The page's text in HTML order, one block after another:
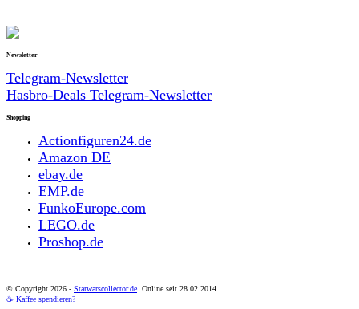
Newsletter
Telegram-Newsletter
Hasbro-Deals Telegram-Newsletter
Shopping
Actionfiguren24.de
Amazon DE
ebay.de
EMP.de
FunkoEurope.com
LEGO.de
Proshop.de
© Copyright 2026 - Starwarscollector.de. Online seit 28.02.2014.
☕ Kaffee spendieren?